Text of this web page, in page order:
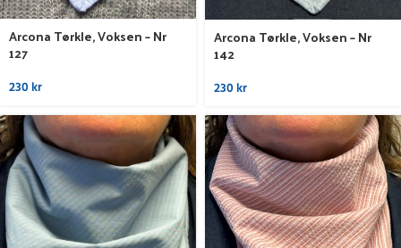
Arcona Tørkle, Voksen – Nr
127
230kr
Arcona Tørkle, Voksen – Nr
142
230kr